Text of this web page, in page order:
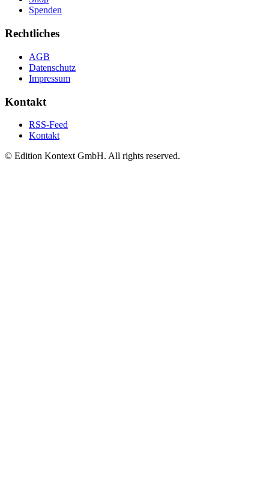
Spenden
Rechtliches
AGB
Datenschutz
Impressum
Kontakt
RSS-Feed
Kontakt
© Edition Kontext GmbH. All rights reserved.